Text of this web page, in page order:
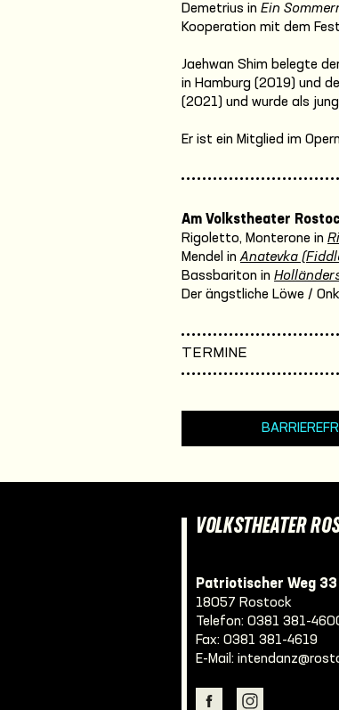
Demetrius in Ein
Kooperation mit dem
Jaehwan Shim belegte
in Hamburg (2019) und
(2021) und wurde als
Er ist ein Mitglied im
Am Volkstheater
Rigoletto, Monterone in
Mendel in Anatevka
Bassbariton in
Der ängstliche Löwe /
TERMINE
VOLKSTHEATER
Patriotischer Weg 33
18057 Rostock
Telefon: 0381 381-
Fax: 0381 381-4619
E-Mail: